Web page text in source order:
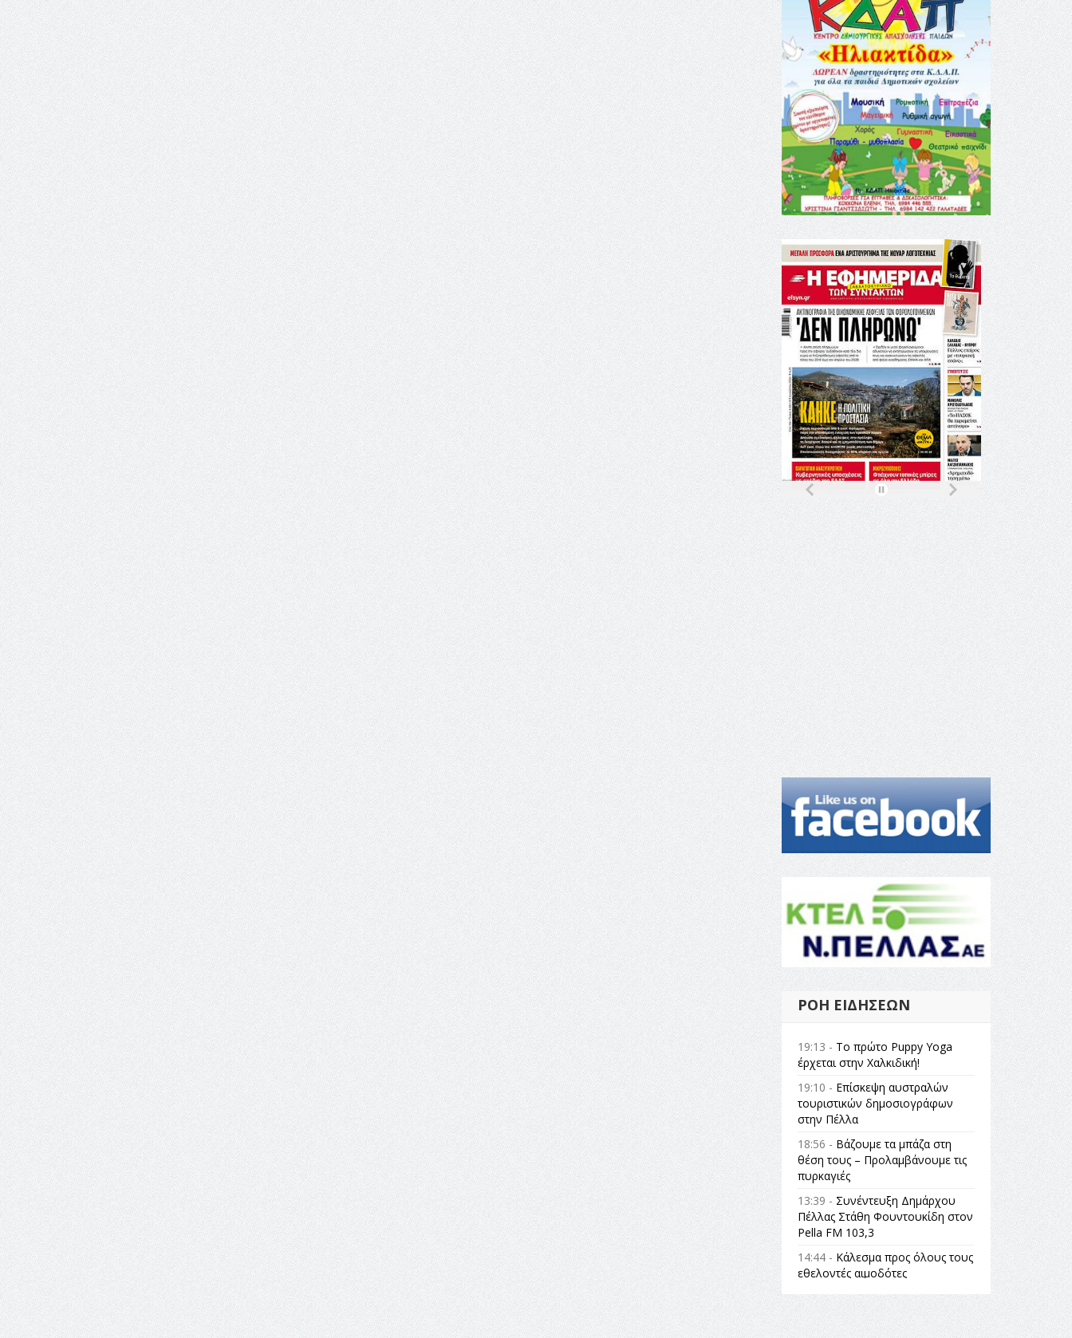
ΡΟΉ ΕΙΔΉΣΕΩΝ
19:13 - Το πρώτο Puppy Yoga
έρχεται στην Χαλκιδική!
19:10 - Επίσκεψη αυστραλών
τουριστικών δημοσιογράφων
στην Πέλλα
18:56 - Βάζουμε τα μπάζα στη
θέση τους – Προλαμβάνουμε τις
πυρκαγιές
13:39 - Συνέντευξη Δημάρχου
Πέλλας Στάθη Φουντουκίδη στον
Pella FM 103,3
14:44 - Κάλεσμα προς όλους τους
εθελοντές αιμοδότες
14:23 -Όλη η Ελλάδα ένας
πολιτισμός Μουσική
εγκατάσταση Πόλεμος και